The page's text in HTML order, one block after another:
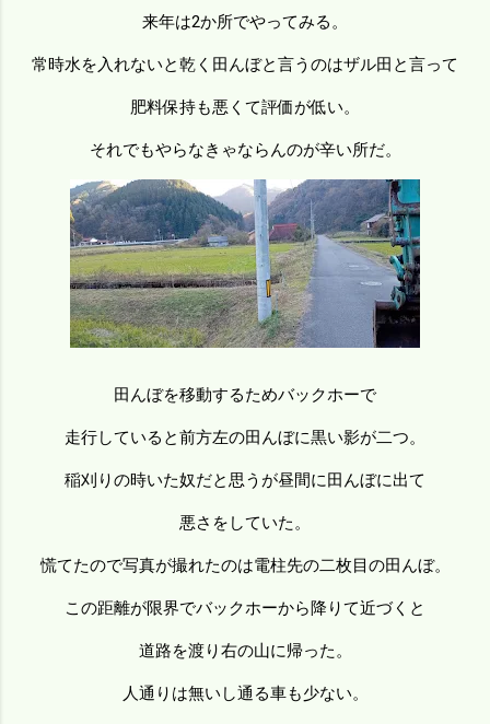
来年は2か所でやってみる。
常時水を入れないと乾く田んぼと言うのはザル田と言って
肥料保持も悪くて評価が低い。
それでもやらなきゃならんのが辛い所だ。
田んぼを移動するためバックホーで
走行していると前方左の田んぼに黒い影が二つ。
稲刈りの時いた奴だと思うが昼間に田んぼに出て
悪さをしていた。
慌てたので写真が撮れたのは電柱先の二枚目の田んぼ。
この距離が限界でバックホーから降りて近づくと
道路を渡り右の山に帰った。
人通りは無いし通る車も少ない。